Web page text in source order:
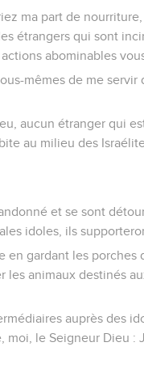
ma part de
étrangers qui sont
abominables
mêmes de me
aucun étranger qui
au milieu des
et se sont
idoles, ils
en gardant les
les animaux destinés
auprès des
moi, le Seigneur Dieu